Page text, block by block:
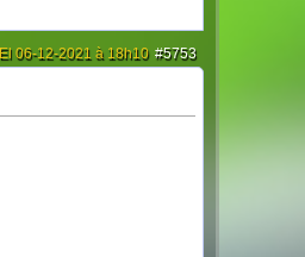
#5753
El 06-12-2021 à 18h10